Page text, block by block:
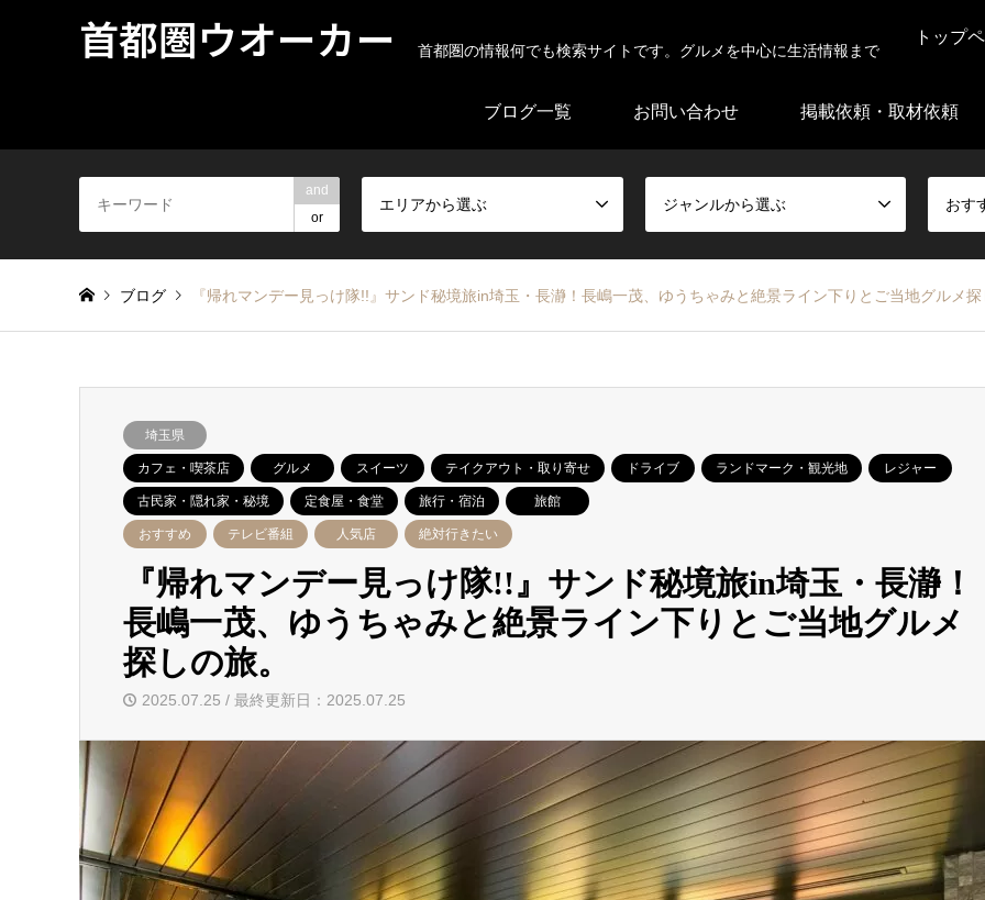
首都圏ウオーカー 首都圏の情報何でも検索サイトです。グルメを中心に生活情報まで
トップ
ブログ一覧 お問い合わせ 掲載依頼・取材依頼
and
or
エリアから選ぶ ジャンルから選ぶ おす
ブログ 『帰れマンデー見っけ隊!!』サンド秘境旅in埼玉・長瀞！長嶋一茂、ゆうちゃみと絶景ライン下りとご当地グルメ探
埼玉県
カフェ・喫茶店 グルメ スイーツ テイクアウト・取り寄せ ドライブ ランドマーク・観光地 レジャー
古民家・隠れ家・秘境 定食屋・食堂 旅行・宿泊 旅館
おすすめ テレビ番組 人気店 絶対行きたい
『帰れマンデー見っけ隊!!』サンド秘境旅in埼玉・長瀞！
長嶋一茂、ゆうちゃみと絶景ライン下りとご当地グルメ
探しの旅。
2025.07.25 / 最終更新日：2025.07.25